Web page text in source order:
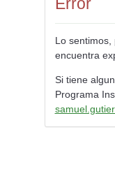
Error
Lo sentimos,
encuentra
Si tiene
Programa